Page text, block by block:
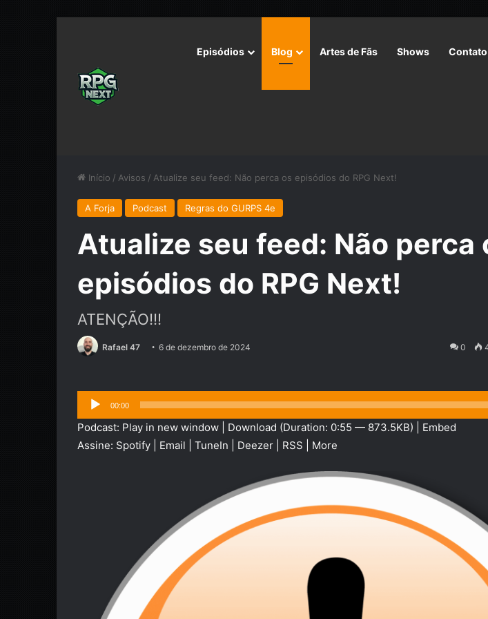
Episódios Blog Artes de Fãs Shows Contato
Início / Avisos / Atualize seu feed: Não perca os episódios do RPG Next!
A Forja Podcast Regras do GURPS 4e
Atualize seu feed: Não perca
episódios do RPG Next!
ATENÇÃO!!!
Rafael 47 6 de dezembro de 2024 0
Tocador
de
áudio
00:00
Podcast: Play in new window Download (Duration: 0:55 — 873.5KB) | Embed
Assine: Spotify Email TuneIn Deezer RSS More